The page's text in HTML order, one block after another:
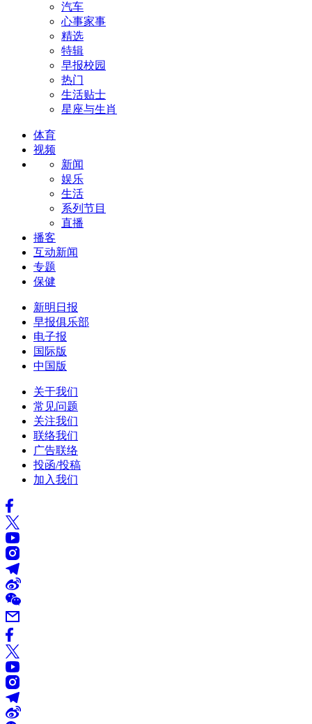
汽车
心事家事
精选
特辑
早报校园
热门
生活贴士
星座与生肖
体育
视频
新闻
娱乐
生活
系列节目
直播
播客
互动新闻
专题
保健
新明日报
早报俱乐部
电子报
国际版
中国版
关于我们
常见问题
关注我们
联络我们
广告联络
投函/投稿
加入我们